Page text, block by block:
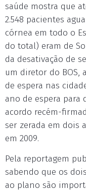
saúde mostra que
2.548 pacientes
córnea em todo o
do total) eram de
da desativação de
um diretor do BOS,
de espera nas
ano de espera para
acordo recém-
ser zerada em dois
em 2009.
Pela reportagem
sabendo que os
ao plano são